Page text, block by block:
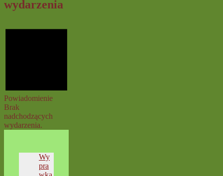
wydarzenia
Powiadomienie
Brak
nadchodzących
wydarzenia.
Wy
pra